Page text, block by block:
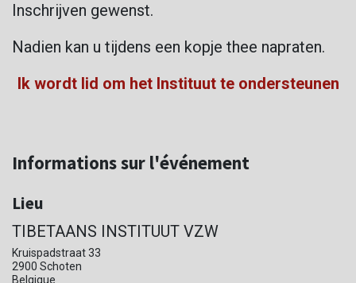
Inschrijven gewenst.
Nadien kan u tijdens een kopje thee napraten.
Ik wordt lid om het Instituut te ondersteunen
Informations sur l'événement
Lieu
TIBETAANS INSTITUUT VZW
Kruispadstraat 33
2900 Schoten
Belgique